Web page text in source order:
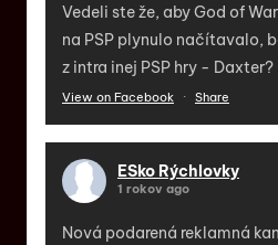
Vedeli ste že, aby God of
na PSP plynulo načítavalo,
z intra inej PSP hry - Daxter?
View on Facebook · Share
ESko Rýchlovky
1 rokov ago
Nová podarená reklamná